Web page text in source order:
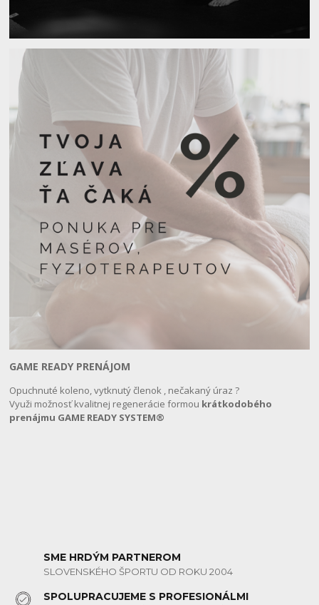
GAME READY PRENÁJOM
Opuchnuté koleno, vytknutý členok , nečakaný úraz ?
Využi možnosť kvalitnej regenerácie formou krátkodobého
prenájmu GAME READY SYSTEM®️
SME HRDÝM PARTNEROM
SLOVENSKÉHO ŠPORTU OD ROKU 2004
SPOLUPRACUJEME S PROFESIONÁLMI